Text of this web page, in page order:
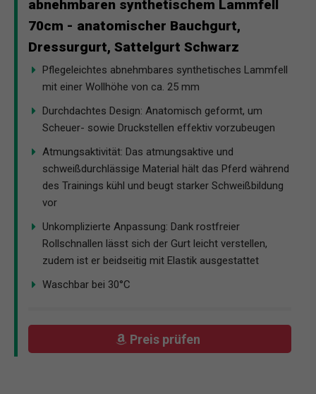
abnehmbaren synthetischem Lammfell
70cm - anatomischer Bauchgurt,
Dressurgurt, Sattelgurt Schwarz
Pflegeleichtes abnehmbares synthetisches Lammfell
mit einer Wollhöhe von ca. 25 mm
Durchdachtes Design: Anatomisch geformt, um
Scheuer- sowie Druckstellen effektiv vorzubeugen
Atmungsaktivität: Das atmungsaktive und
schweißdurchlässige Material hält das Pferd während
des Trainings kühl und beugt starker Schweißbildung
vor
Unkomplizierte Anpassung: Dank rostfreier
Rollschnallen lässt sich der Gurt leicht verstellen,
zudem ist er beidseitig mit Elastik ausgestattet
Waschbar bei 30°C
Preis prüfen